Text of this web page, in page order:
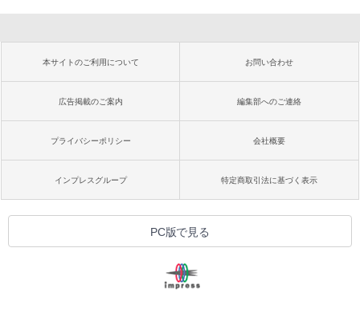
本サイトのご利用について お問い合わせ
広告掲載のご案内 編集部へのご連絡
プライバシーポリシー 会社概要
インプレスグループ 特定商取引法に基づく表示
PC版で見る